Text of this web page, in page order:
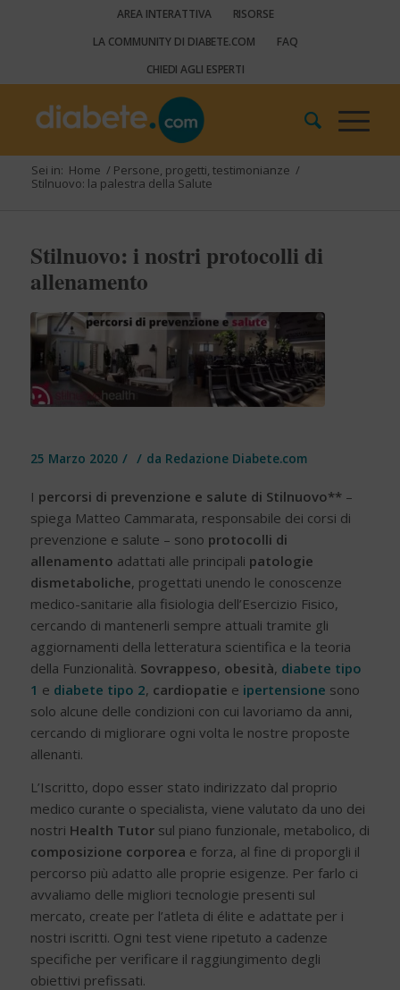
AREA INTERATTIVA
RISORSE
LA COMMUNITY DI DIABETE.COM
FAQ
CHIEDI AGLI ESPERTI
Sei in: Home / Persone, progetti, testimonianze /
Stilnuovo: la palestra della Salute
Stilnuovo: i nostri protocolli di
allenamento
25 Marzo 2020 / / da Redazione Diabete.com
I percorsi di prevenzione e salute di Stilnuovo** –
spiega Matteo Cammarata, responsabile dei corsi di
prevenzione e salute – sono protocolli di
allenamento adattati alle principali patologie
dismetaboliche, progettati unendo le conoscenze
medico-sanitarie alla fisiologia dell’Esercizio Fisico,
cercando di mantenerli sempre attuali tramite gli
aggiornamenti della letteratura scientifica e la teoria
della Funzionalità. Sovrappeso, obesità, diabete tipo
1 e diabete tipo 2, cardiopatie e ipertensione sono
solo alcune delle condizioni con cui lavoriamo da anni,
cercando di migliorare ogni volta le nostre proposte
allenanti.
L’Iscritto, dopo esser stato indirizzato dal proprio
medico curante o specialista, viene valutato da uno dei
nostri Health Tutorsul piano funzionale, metabolico, di
composizione corporea e forza, al fine di proporgli il
percorso più adatto alle proprie esigenze. Per farlo ci
avvaliamo delle migliori tecnologie presenti sul
mercato, create per l’atleta di élite e adattate per i
nostri iscritti. Ogni test viene ripetuto a cadenze
specifiche per verificare il raggiungimento degli
obiettivi prefissati.